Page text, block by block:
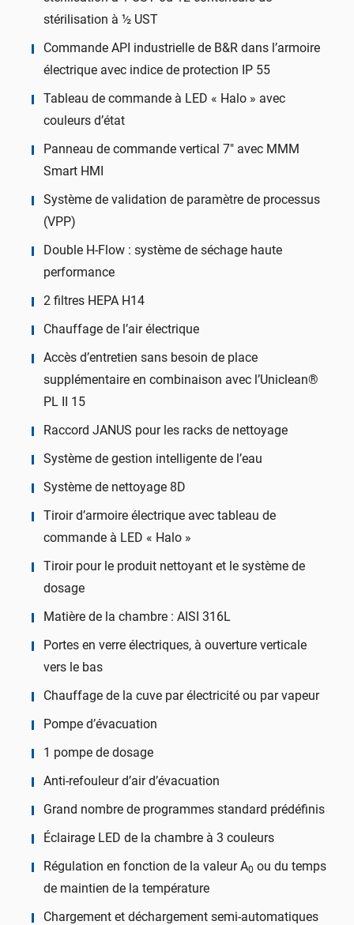
stérilisation à ½ UST
Commande API industrielle de B&R dans l’armoire
électrique avec indice de protection IP 55
Tableau de commande à LED « Halo » avec
couleurs d’état
Panneau de commande vertical 7″ avec MMM
Smart HMI
Système de validation de paramètre de processus
(VPP)
Double H-Flow : système de séchage haute
performance
2 filtres HEPA H14
Chauffage de l’air électrique
Accès d’entretien sans besoin de place
supplémentaire en combinaison avec l’Uniclean®
PL II 15
Raccord JANUS pour les racks de nettoyage
Système de gestion intelligente de l’eau
Système de nettoyage 8D
Tiroir d’armoire électrique avec tableau de
commande à LED « Halo »
Tiroir pour le produit nettoyant et le système de
dosage
Matière de la chambre : AISI 316L
Portes en verre électriques, à ouverture verticale
vers le bas
Chauffage de la cuve par électricité ou par vapeur
Pompe d’évacuation
1 pompe de dosage
Anti-refouleur d’air d’évacuation
Grand nombre de programmes standard prédéfinis
Éclairage LED de la chambre à 3 couleurs
Régulation en fonction de la valeur A0 ou du temps
de maintien de la température
Chargement et déchargement semi-automatiques